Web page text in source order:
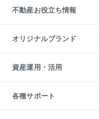
貸すガイド
事業用不動産
マンション投資
投資用マンション
アパート経営
収益物件
ビル購入（ビル一棟）
投資用不動産の売却査定
事業用不動産の売却査定
不動産お役立ち情報
マンションライブラリー
人気マンションランキング
暮らしに役立つ不動産メディア
不動産相場・不動産価格情報
不動産コラム・ニュース
不動産用語集
不動産なんでもネット相談室
住まいの税金
オリジナルブランド
一棟リノベーションマンション
L`GENTE（ルジェンテ）
区分リノベーションマンション
投資用一棟レジデンスWELL
不動産小口投資
資産運用・活用
不動産M&A
アセットマネジメント・出資
各種サポート